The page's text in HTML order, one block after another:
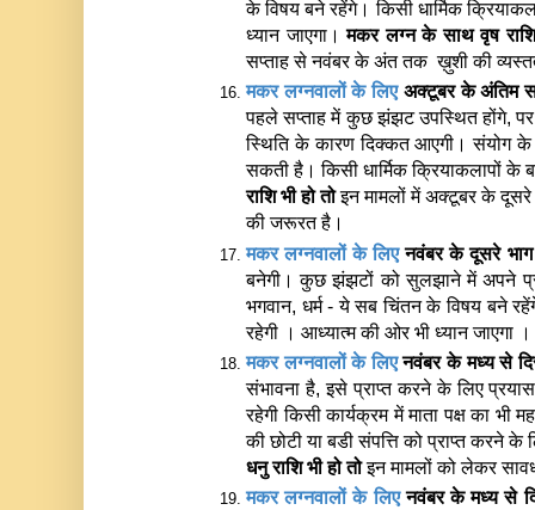
के विषय बने रहेंगे। किसी धार्मिक
ध्यान जाएगा। मकर लग्न के साथ वृष
सप्ताह से नवंबर के अंत तक  ख़ुशी की
मकर लग्नवालों के लिए अक्टूबर के अंतिम
पहले सप्ताह में कुछ झंझट उपस्थित होंगे,
स्थिति के कारण दिक्कत आएगी। संयोग
सकती है। किसी धार्मिक क्रियाकलापों के
राशि भी हो तो इन मामलों में अक्टूबर के
की जरूरत है।
मकर लग्नवालों के लिए नवंबर के दूसरे
बनेगी। कुछ झंझटों को सुलझाने में अपने
भगवान, धर्म - ये सब चिंतन के विषय बने
रहेगी । आध्यात्म की ओर भी ध्यान जाएगा ।
मकर लग्नवालों के लिए नवंबर के मध्य से
संभावना है, इसे प्राप्त करने के लिए
रहेगी किसी कार्यक्रम में माता पक्ष का भी
की छोटी या बडी संपत्ति को प्राप्त करने के
धनु राशि भी हो तो इन मामलों को लेकर
मकर लग्नवालों के लिए नवंबर के मध्य से